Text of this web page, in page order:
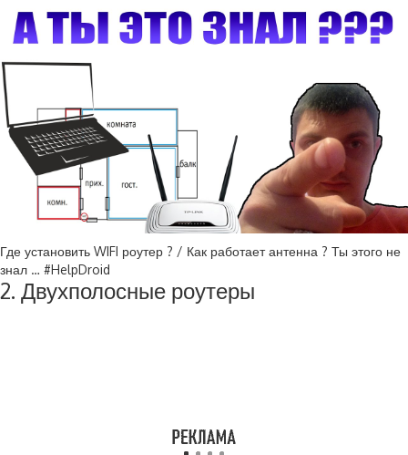
Где установить WIFI роутер ? / Как работает антенна ? Ты этого не
знал … #HelpDroid
2. Двухполосные роутеры